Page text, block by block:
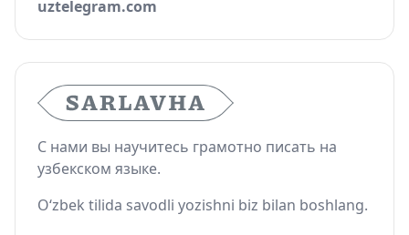
uztelegram.com
С нами вы научитесь грамотно писать на
узбекском языке.
O‘zbek tilida savodli yozishni biz bilan boshlang.